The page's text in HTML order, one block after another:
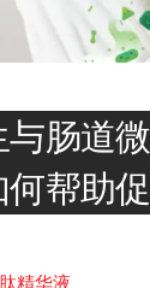
肠道
帮助